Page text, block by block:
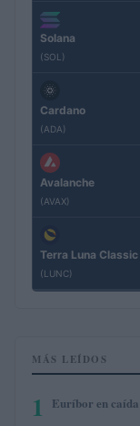
Solana
(SOL)
Cardano
(ADA)
Avalanche
(AVAX)
Terra Luna Classic
(LUNC)
MÁS LEÍDOS
1 Euríbor en